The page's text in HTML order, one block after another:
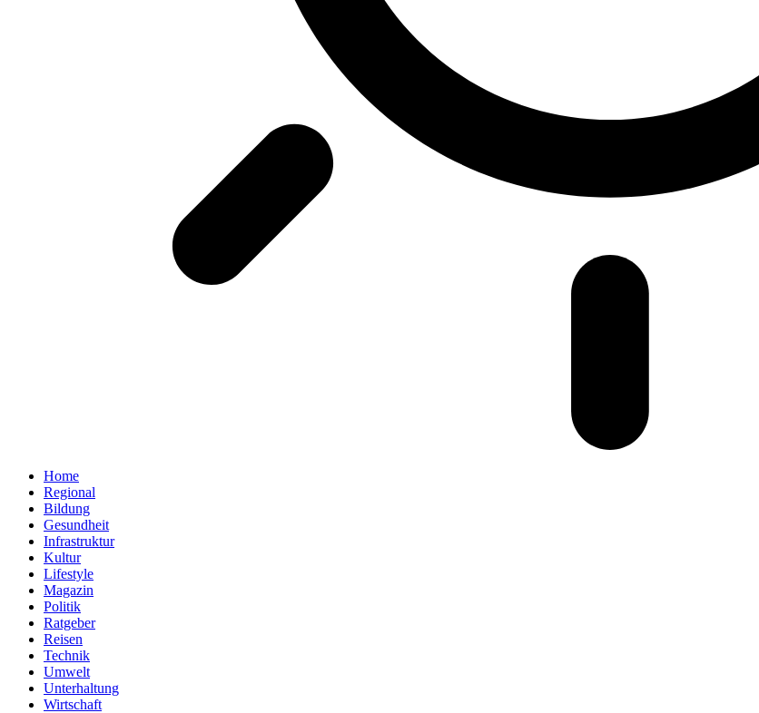
Home
Regional
Bildung
Gesundheit
Infrastruktur
Kultur
Lifestyle
Magazin
Politik
Ratgeber
Reisen
Technik
Umwelt
Unterhaltung
Wirtschaft